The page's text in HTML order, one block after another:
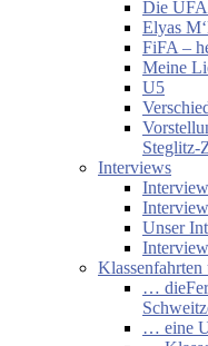
Die
Elyas
FiFA –
Meine
U5
Steglitz-
Interviews
Unser
…
… eine